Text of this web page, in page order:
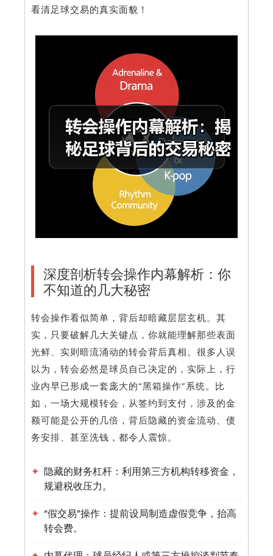
看清足球交易的真实面貌！
深度剖析转会操作内幕解析：你
不知道的几大秘密
转会操作看似简单，背后却暗藏层层玄机。其
实，只要破解几大关键点，你就能理解那些表面
光鲜、实则暗流涌动的转会背后真相。很多人误
以为，转会必然是球员自己决定的，实际上，行
业内早已形成一套庞大的“黑箱操作”系统。比
如，一场大规模转会，从签约到支付，涉及的金
额可能是公开的几倍，背后隐藏的资金流动、债
务安排、甚至洗钱，都令人震惊。
✦ 隐藏的财务杠杆：利用第三方机构转移资金，
规避税收压力。
✦ “假交易”操作：提前设局制造虚假竞争，抬高
转会费。